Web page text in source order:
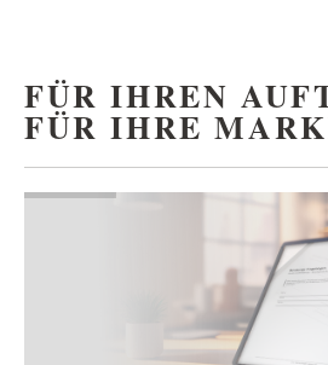
FÜR IHREN
FÜR IHRE